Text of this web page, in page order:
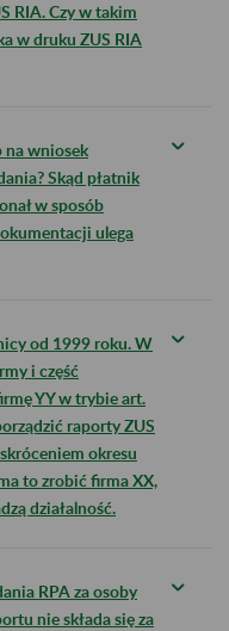
RIA. Czy w takim
w druku ZUS RIA
na wniosek
Skąd płatnik
w sposób
ulega
od 1999 roku. W
i część
YY w trybie art.
raporty ZUS
okresu
to zrobić firma XX,
działalność.
RPA za osoby
nie składa się za